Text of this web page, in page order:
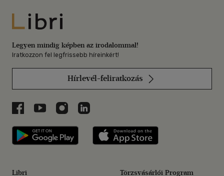
Libri
Legyen mindig képben az irodalommal!
Iratkozzon fel legfrissebb híreinkért!
Hírlevél-feliratkozás
Libri a Facebookon
Libri a Youtube-on
Libri az Instagramon
Libri a LinkedInen
Libri applikáció Szerezd meg: Google
Libri Törzsvásárlói Program